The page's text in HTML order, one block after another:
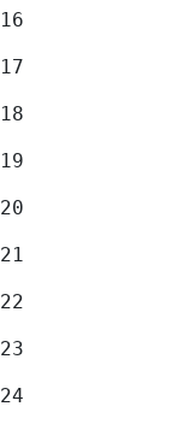
16
17
18
19
20
21
22
23
24